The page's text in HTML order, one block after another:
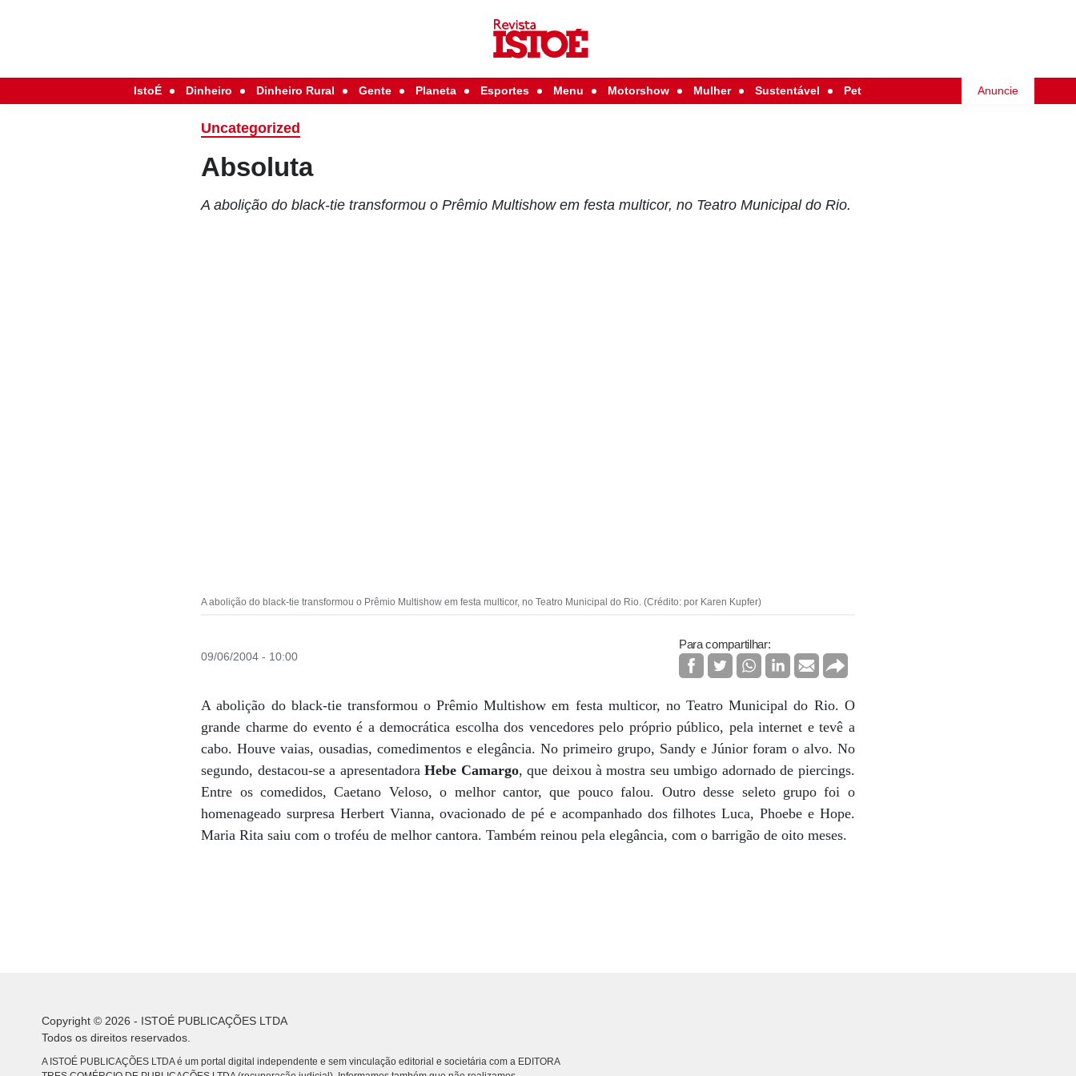
IstoÉ Dinheiro Dinheiro Rural Gente Planeta Esportes Menu Motorshow Mulher Sustentável Pet Anuncie
Uncategorized
Absoluta
A abolição do black-tie transformou o Prêmio Multishow em festa multicor, no Teatro Municipal do Rio.
A abolição do black-tie transformou o Prêmio Multishow em festa multicor, no Teatro Municipal do Rio. (Crédito: por Karen Kupfer)
09/06/2004 - 10:00
Para compartilhar:
A abolição do black-tie transformou o Prêmio Multishow em festa multicor, no Teatro Municipal do Rio. O
grande charme do evento é a democrática escolha dos vencedores pelo próprio público, pela internet e tevê a
cabo. Houve vaias, ousadias, comedimentos e elegância. No primeiro grupo, Sandy e Júnior foram o alvo. No
segundo, destacou-se a apresentadoraHebe Camargo, que deixou à mostra seu umbigo adornado de piercings.
Entre os comedidos, Caetano Veloso, o melhor cantor, que pouco falou. Outro desse seleto grupo foi o
homenageado surpresa Herbert Vianna, ovacionado de pé e acompanhado dos filhotes Luca, Phoebe e Hope.
Maria Rita saiu com o troféu de melhor cantora. Também reinou pela elegância, com o barrigão de oito meses.
Copyright © 2026 - ISTOÉ PUBLICAÇÕES LTDA
Todos os direitos reservados.
A ISTOÉ PUBLICAÇÕES LTDA é um portal digital independente e sem vinculação editorial e societária com a EDITORA